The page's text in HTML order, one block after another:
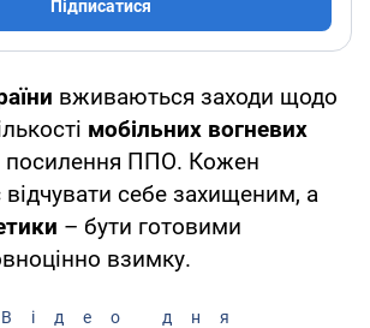
Підписатися
вживаються заходи щодо
мобільних вогневих
посилення ППО. Кожен
відчувати себе захищеним, а
– бути готовими
взимку.
Відео дня